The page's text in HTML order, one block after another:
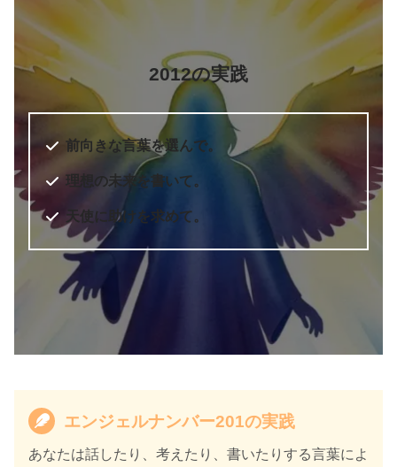
2012の実践
前向きな言葉を選んで。
理想の未来を書いて。
天使に助けを求めて。
エンジェルナンバー201の実践
あなたは話したり、考えたり、書いたりする言葉によ